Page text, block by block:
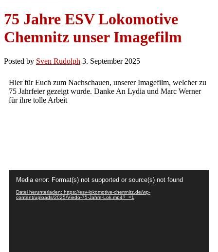
75 Jahre ESV Lokomotive
Chemnitz unser Imagefilm
Posted by Sven Rudolph 3. September 2025
Hier für Euch zum Nachschauen, unserer Imagefilm, welcher zu
75 Jahrfeier gezeigt wurde. Danke An Lydia und Marc Werner
für ihre tolle Arbeit
Player
Media error: Format(s) not supported or source(s) not found
Datei herunterladen: https://esv-lokomotive-chemnitz.de/wp-
content/uploads/2025/Viedo-75-Jahre-Lok.mp4?_=1